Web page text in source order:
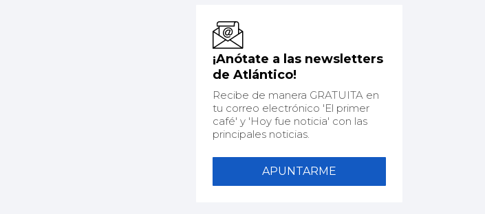
¡Anótate a las newsletters
de Atlántico!
Recibe de manera GRATUITA en
tu correo electrónico 'El primer
café' y 'Hoy fue noticia' con las
principales noticias.
APUNTARME